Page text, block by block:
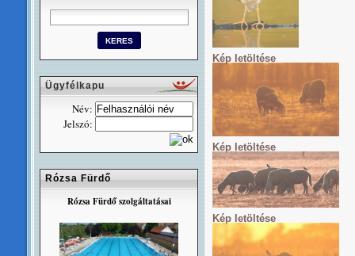
Kép letöltése
Kép letöltése
Kép letöltése
Ügyfélkapu
Név:
Jelszó:
Rózsa Fürdő
Rózsa Fürdő szolgáltatásai